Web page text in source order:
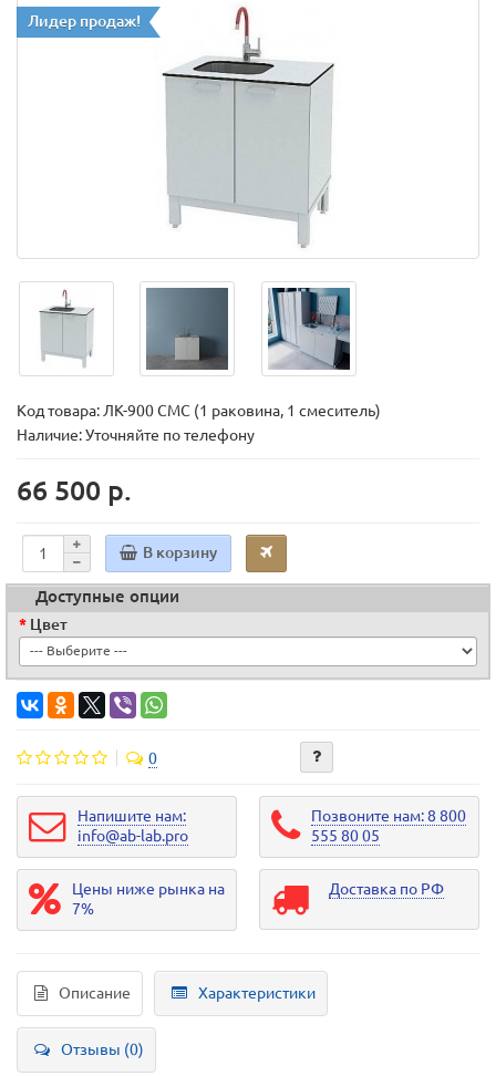
Лидер продаж!
Код товара: ЛК-900 СМС (1 раковина, 1 смеситель)
Наличие: Уточняйте по телефону
66 500 р.
В корзину
Доступные опции
Цвет
0
Напишите нам:
info@ab-lab.pro
Позвоните нам: 8 800
555 80 05
Цены ниже рынка на
7%
Доставка по РФ
Описание Характеристики
Отзывы (0)